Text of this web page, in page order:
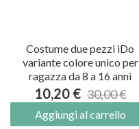
Costume due pezzi iDo
variante colore unico per
ragazza da 8 a 16 anni
10,20 € 30,00 €
Aggiungi al carrello